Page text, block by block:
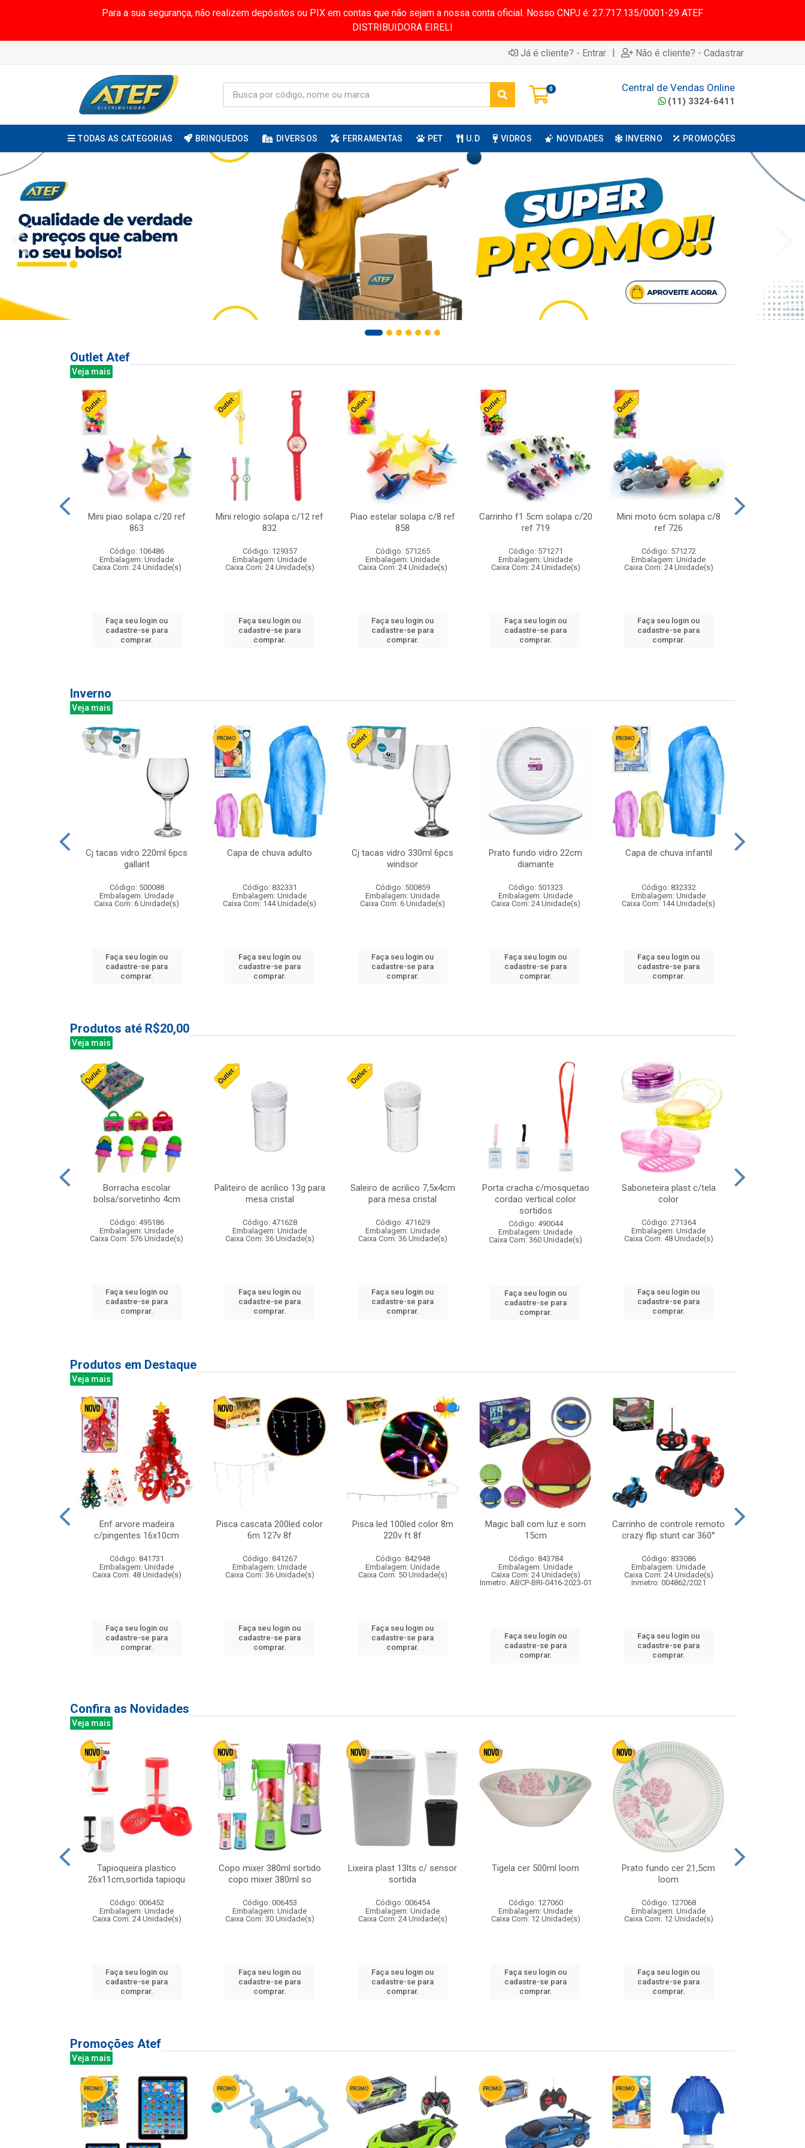
Para a sua segurança, não realizem depósitos ou PIX em contas que não sejam a nossa conta oficial. Nosso CNPJ é: 27.717.135/0001-29 ATEF
DISTRIBUIDORA EIRELI
Já é cliente? - Entrar | Não é cliente? - Cadastrar
0 Central de Vendas Online
(11) 3324-6411
TODAS AS CATEGORIAS BRINQUEDOS DIVERSOS FERRAMENTAS PET U.D VIDROS NOVIDADES INVERNO PROMOÇÕES
Outlet Atef
Veja mais
Mini piao solapa c/20 ref
863
Código: 106486
Embalagem: Unidade
Caixa Com: 24 Unidade(s)
Faça seu login ou
cadastre-se para
comprar.
Mini relogio solapa c/12 ref
832
Código: 129357
Embalagem: Unidade
Caixa Com: 24 Unidade(s)
Faça seu login ou
cadastre-se para
comprar.
Piao estelar solapa c/8 ref
858
Código: 571265
Embalagem: Unidade
Caixa Com: 24 Unidade(s)
Faça seu login ou
cadastre-se para
comprar.
Carrinho f1 5cm solapa c/20
ref 719
Código: 571271
Embalagem: Unidade
Caixa Com: 24 Unidade(s)
Faça seu login ou
cadastre-se para
comprar.
Mini moto 6cm solapa c/8
ref 726
Código: 571272
Embalagem: Unidade
Caixa Com: 24 Unidade(s)
Faça seu login ou
cadastre-se para
comprar.
Inverno
Veja mais
Cj tacas vidro 220ml 6pcs
gallant
Código: 500088
Embalagem: Unidade
Caixa Com: 6 Unidade(s)
Faça seu login ou
cadastre-se para
comprar.
Capa de chuva adulto
Código: 832331
Embalagem: Unidade
Caixa Com: 144 Unidade(s)
Faça seu login ou
cadastre-se para
comprar.
Cj tacas vidro 330ml 6pcs
windsor
Código: 500859
Embalagem: Unidade
Caixa Com: 6 Unidade(s)
Faça seu login ou
cadastre-se para
comprar.
Prato fundo vidro 22cm
diamante
Código: 501323
Embalagem: Unidade
Caixa Com: 24 Unidade(s)
Faça seu login ou
cadastre-se para
comprar.
Capa de chuva infantil
Código: 832332
Embalagem: Unidade
Caixa Com: 144 Unidade(s)
Faça seu login ou
cadastre-se para
comprar.
Produtos até R$20,00
Veja mais
Borracha escolar
bolsa/sorvetinho 4cm
Código: 495186
Embalagem: Unidade
Caixa Com: 576 Unidade(s)
Faça seu login ou
cadastre-se para
comprar.
Paliteiro de acrilico 13g para
mesa cristal
Código: 471628
Embalagem: Unidade
Caixa Com: 36 Unidade(s)
Faça seu login ou
cadastre-se para
comprar.
Saleiro de acrilico 7,5x4cm
para mesa cristal
Código: 471629
Embalagem: Unidade
Caixa Com: 36 Unidade(s)
Faça seu login ou
cadastre-se para
comprar.
Porta cracha c/mosquetao
cordao vertical color
sortidos
Código: 490044
Embalagem: Unidade
Caixa Com: 360 Unidade(s)
Faça seu login ou
cadastre-se para
comprar.
Saboneteira plast c/tela
color
Código: 271364
Embalagem: Unidade
Caixa Com: 48 Unidade(s)
Faça seu login ou
cadastre-se para
comprar.
Produtos em Destaque
Veja mais
Enf arvore madeira
c/pingentes 16x10cm
Código: 841731
Embalagem: Unidade
Caixa Com: 48 Unidade(s)
Faça seu login ou
cadastre-se para
comprar.
Pisca cascata 200led color
6m 127v 8f
Código: 841267
Embalagem: Unidade
Caixa Com: 36 Unidade(s)
Faça seu login ou
cadastre-se para
comprar.
Pisca led 100led color 8m
220v ft 8f
Código: 842948
Embalagem: Unidade
Caixa Com: 50 Unidade(s)
Faça seu login ou
cadastre-se para
comprar.
Magic ball com luz e som
15cm
Código: 843784
Embalagem: Unidade
Caixa Com: 24 Unidade(s)
Inmetro: ABCP-BRI-0416-2023-01
Faça seu login ou
cadastre-se para
comprar.
Carrinho de controle remoto
crazy flip stunt car 360°
Código: 833086
Embalagem: Unidade
Caixa Com: 24 Unidade(s)
Inmetro: 004862/2021
Faça seu login ou
cadastre-se para
comprar.
Confira as Novidades
Veja mais
Tapioqueira plastico
26x11cm,sortida tapioqu
Código: 006452
Embalagem: Unidade
Caixa Com: 24 Unidade(s)
Faça seu login ou
cadastre-se para
comprar.
Copo mixer 380ml sortido
copo mixer 380ml so
Código: 006453
Embalagem: Unidade
Caixa Com: 30 Unidade(s)
Faça seu login ou
cadastre-se para
comprar.
Lixeira plast 13lts c/ sensor
sortida
Código: 006454
Embalagem: Unidade
Caixa Com: 24 Unidade(s)
Faça seu login ou
cadastre-se para
comprar.
Tigela cer 500ml loom
Código: 127060
Embalagem: Unidade
Caixa Com: 12 Unidade(s)
Faça seu login ou
cadastre-se para
comprar.
Prato fundo cer 21,5cm
loom
Código: 127068
Embalagem: Unidade
Caixa Com: 12 Unidade(s)
Faça seu login ou
cadastre-se para
comprar.
Promoções Atef
Veja mais